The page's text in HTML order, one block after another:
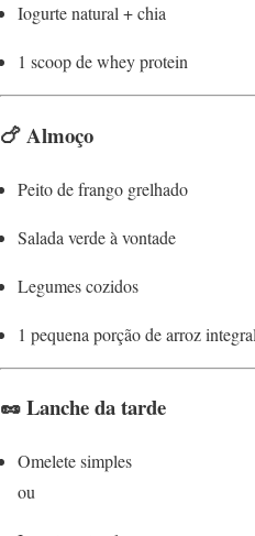
Iogurte natural + chia
1 scoop de whey protein
🍗 Almoço
Peito de frango grelhado
Salada verde à vontade
Legumes cozidos
1 pequena porção de arroz
🥜 Lanche da tarde
Omelete simples
ou